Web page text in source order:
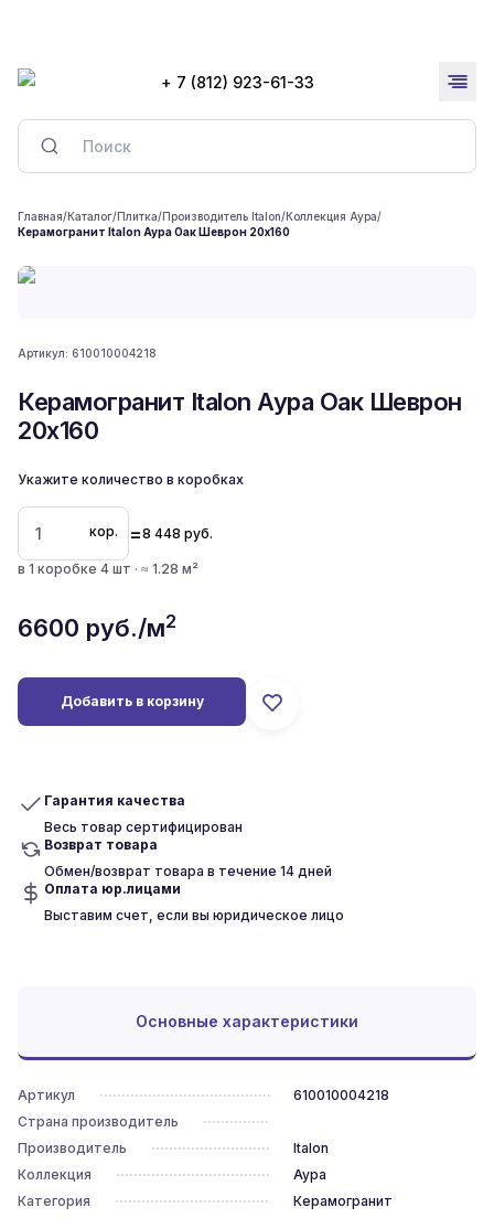
+ 7 (812) 923-61-33
Главная/Каталог/Плитка/Производитель Italon/Коллекция Аура/
Керамогранит Italon Аура Оак Шеврон 20x160
Артикул: 610010004218
Керамогранит Italon Аура Оак Шеврон
20x160
Укажите количество в коробках
кор. =8 448 руб.
в 1 коробке 4 шт · ≈ 1.28 м²
6600 руб./м2
Добавить в корзину
Гарантия качества
Весь товар сертифицирован
Возврат товара
Обмен/возврат товара в течение 14 дней
Оплата юр.лицами
Выставим счет, если вы юридическое лицо
Основные характеристики
Артикул
610010004218
Страна производитель
Производитель
Italon
Коллекция
Аура
Категория
Керамогранит